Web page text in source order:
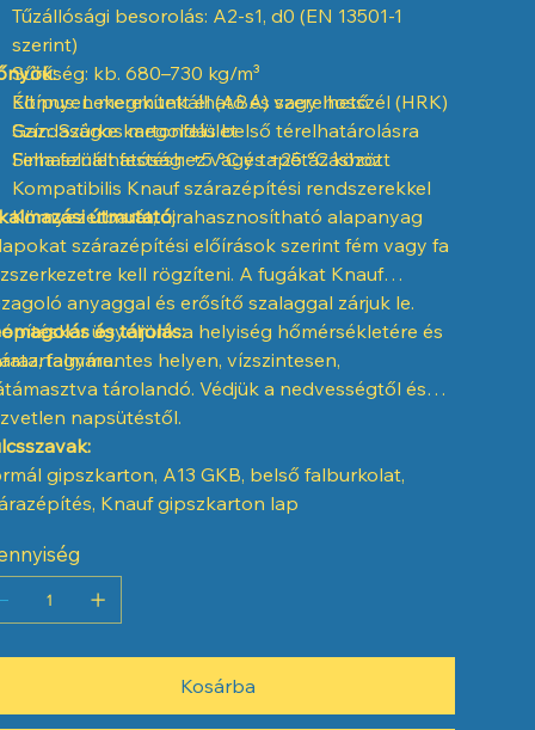
Tűzállósági besorolás: A2-s1, d0 (EN 13501-1
szerint)
Sűrűség: kb. 680–730 kg/m³
Éltípus: Lekerekített él (ABA) vagy hosszél (HRK)
Szín: Szürke kartonfelület
Felhasználhatóság: +5 °C és +25 °C között
Könnyen megmunkálható és szerelhető
Gazdaságos megoldás belső térelhatárolásra
Sima felület festéshez vagy tapétázáshoz
Kompatibilis Knauf szárazépítési rendszerekkel
Környezetbarát, újrahasznosítható alapanyag
útmutató:
szárazépítési előírások szerint fém vagy fa
kell rögzíteni. A fugákat Knauf
anyaggal és erősítő szalaggal zárjuk le.
ügyeljünk a helyiség hőmérsékletére és
és tárolás:
fagymentes helyen, vízszintesen,
tárolandó. Védjük a nedvességtől és
napsütéstől.
gipszkarton, A13 GKB, belső falburkolat,
Knauf gipszkarton lap
Kosárba